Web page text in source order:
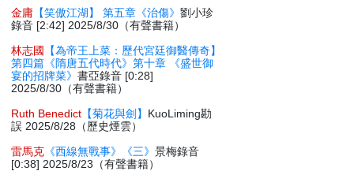
金庸 【笑傲江湖】 第五章《治傷》劉小珍
錄音 [2:42] 2025/8/30（有聲書籍）
林志國
【為帝王上菜：歷代宮廷御醫傳奇】
第四篇《隋唐五代時代》第十章 《盛世御
宴的招牌菜》書亞錄音 [0:28]
2025/8/30（有聲書籍）
Ruth Benedict 【菊花與劍】 KuoLiming勘
誤 2025/8/28（歷史煙雲）
雷馬克 《西線無戰事》《三》景梅錄音
[0:38] 2025/8/23（有聲書籍）